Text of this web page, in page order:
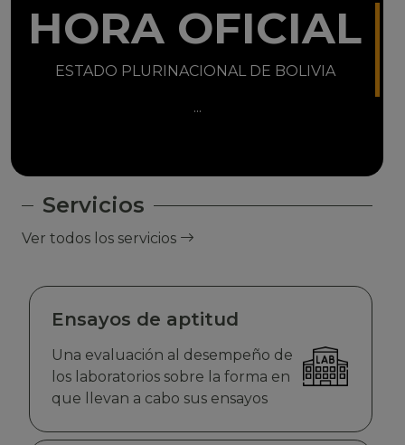
HORA OFICIAL
ESTADO PLURINACIONAL DE BOLIVIA
...
Servicios
Ver todos los servicios
Ensayos de aptitud
Una evaluación al desempeño de
los laboratorios sobre la forma en
que llevan a cabo sus ensayos